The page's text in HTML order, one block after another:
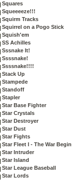
Squares
Squeeeeze!!!
Squirm Tracks
Squirrel on a Pogo Stick
Squish'em
SS Achilles
Sssnake It!
Ssssnake!
Ssssnake!!!!
Stack Up
Stampede
Standoff
Stapler
Star Base Fighter
Star Crystals
Star Destroyer
Star Dust
Star Fights
Star Fleet I - The War
Star Intruder
Star Island
Star League Baseball
Star Lords